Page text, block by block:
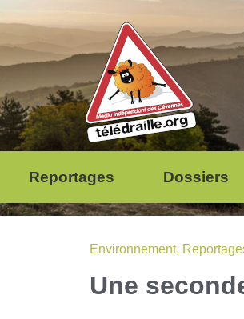
Reportages Dossiers
Environnement,
Une